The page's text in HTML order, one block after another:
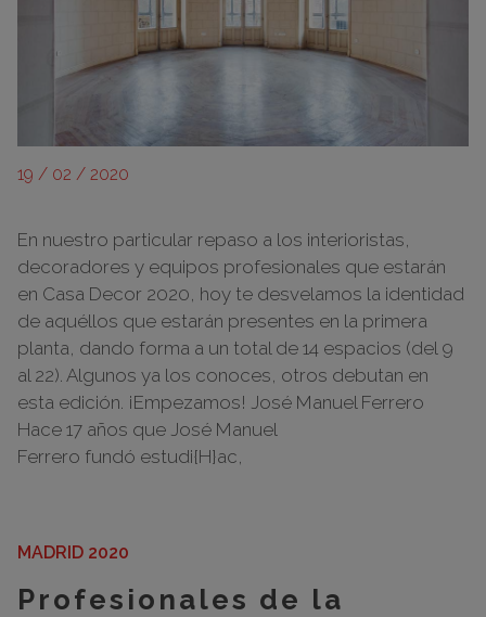
19 / 02 / 2020
En nuestro particular repaso a los interioristas,
decoradores y equipos profesionales que estarán
en Casa Decor 2020, hoy te desvelamos la identidad
de aquéllos que estarán presentes en la primera
planta, dando forma a un total de 14 espacios (del 9
al 22). Algunos ya los conoces, otros debutan en
esta edición. ¡Empezamos! José Manuel Ferrero
Hace 17 años que José Manuel
Ferrero fundó estudi{H}ac,
MADRID 2020
Profesionales de la